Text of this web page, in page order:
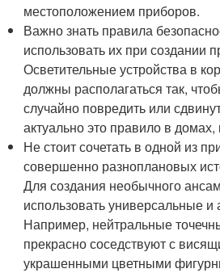
местоположением приборов.
Важно знать правила
использовать их при создании
Осветительные устройства в
должны располагаться так,
случайно повредить или
актуально это правило в
Не стоит сочетать в одной из
совершенно разноплановых
Для создания необычного
использовать универсальные
Например, нейтральные
прекрасно соседствуют с
украшенными цветными